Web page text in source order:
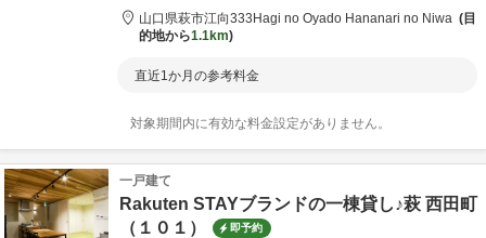
山口県萩市江向333 Hagi no Oyado Hananari no Niwa
目
的地から1.1km
直近1か月の参考料金
対象期間内に有効な料金設定がありません。
一戸建て
Rakuten STAYブランドの一棟貸し♪萩 西田町
（１０１）
即予約